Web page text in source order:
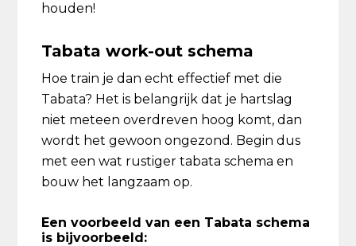
houden!
Tabata work-out schema
Hoe train je dan echt effectief met die
Tabata? Het is belangrijk dat je hartslag
niet meteen overdreven hoog komt, dan
wordt het gewoon ongezond. Begin dus
met een wat rustiger tabata schema en
bouw het langzaam op.
Een voorbeeld van een Tabata schema
is bijvoorbeeld: